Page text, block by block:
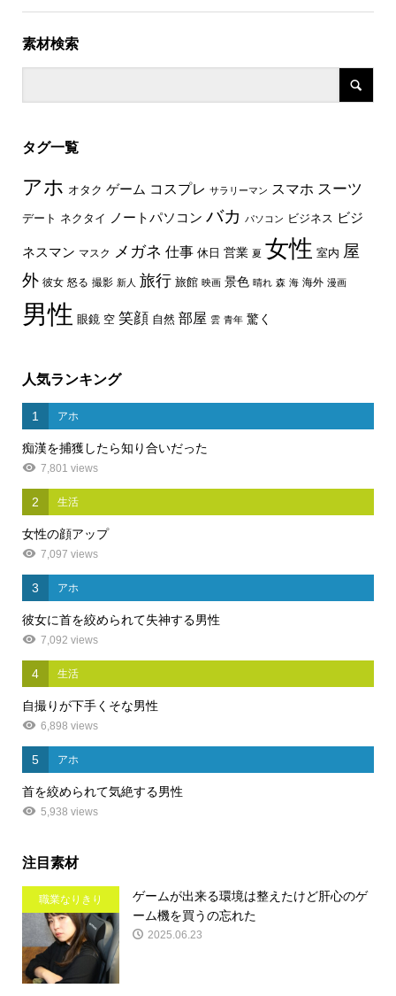
素材検索
タグ一覧
アホ オタク ゲーム コスプレ サラリーマン スマホ スーツ
デート ネクタイ ノートパソコン バカ パソコン ビジネス ビジ
ネスマン マスク メガネ 仕事 休日 営業 夏 女性 室内 屋
外 彼女 怒る 撮影 新人 旅行 旅館 映画 景色 晴れ 森 海 海外 漫画
男性 眼鏡 空 笑顔 自然 部屋 雲 青年 驚く
人気ランキング
1 アホ
痴漢を捕獲したら知り合いだった
7,801 views
2 生活
女性の顔アップ
7,097 views
3 アホ
彼女に首を絞められて失神する男性
7,092 views
4 生活
自撮りが下手くそな男性
6,898 views
5 アホ
首を絞められて気絶する男性
5,938 views
注目素材
職業なりきり
ゲームが出来る環境は整えたけど肝心のゲ
ーム機を買うの忘れた
2025.06.23